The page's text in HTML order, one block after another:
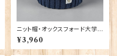
ニット帽・オックスフォード大学
【ネイビー】 00216
¥3,960